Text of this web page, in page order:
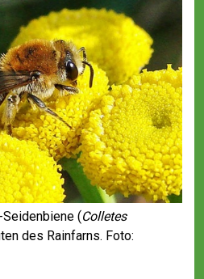
(Colletes
des Rainfarns. Foto: